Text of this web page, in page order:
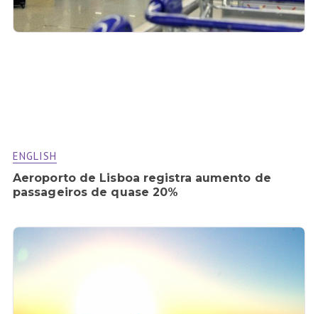
ENGLISH
Aeroporto de Lisboa registra aumento de
passageiros de quase 20%